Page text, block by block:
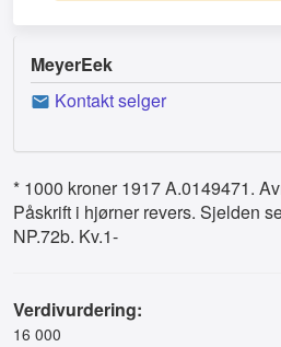
MeyerEek
Kontakt selger
* 1000 kroner 1917 A.0149471.
Påskrift i hjørner revers. Sjelden
NP.72b. Kv.1-
Verdivurdering:
16 000